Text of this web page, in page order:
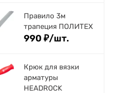
Правило 3м
трапеция ПОЛИТЕХ
990 ₽/шт.
Крюк для вязки
арматуры
HEADROCK